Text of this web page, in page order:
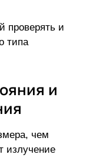
проверять и
типа
и
чем
излучение